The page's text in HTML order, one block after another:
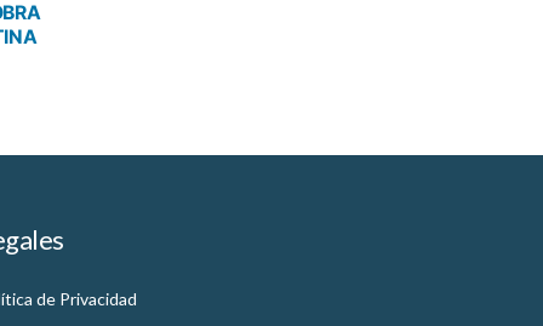
de Privacidad